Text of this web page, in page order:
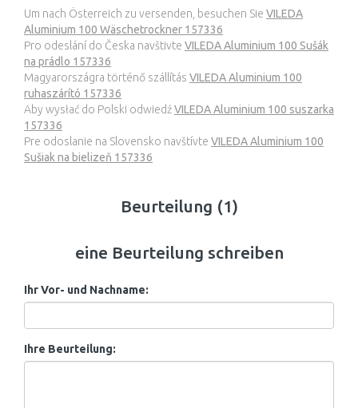
Um nach Österreich zu versenden, besuchen Sie VILEDA
Aluminium 100 Wäschetrockner 157336
Pro odeslání do Česka navštivte VILEDA Aluminium 100 Sušák
na prádlo 157336
Magyarországra történő szállítás VILEDA Aluminium 100
ruhaszárító 157336
Aby wysłać do Polski odwiedźVILEDA Aluminium 100 suszarka
157336
Pre odoslanie na Slovensko navštívte VILEDA Aluminium 100
Sušiak na bielizeň 157336
Beurteilung (1)
eine Beurteilung schreiben
Ihr Vor- und Nachname:
Ihre Beurteilung: